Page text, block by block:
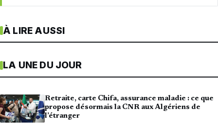
À LIRE AUSSI
LA UNE DU JOUR
Retraite, carte Chifa, assurance maladie : ce que
propose désormais la CNR aux Algériens de
l’étranger